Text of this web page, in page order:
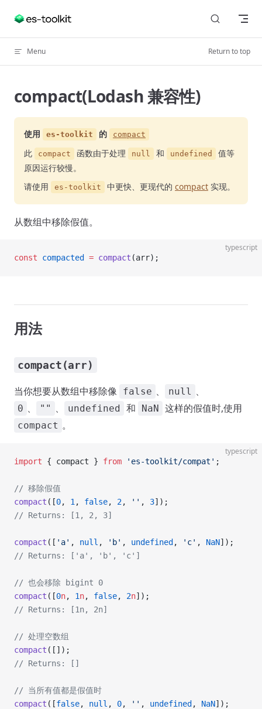
Skip to content
Menu Return to top
compact(Lodash 兼容性)
使用 es-toolkit 的 compact
此 compact 函数由于处理 null 和 undefined
值等
原因运行较慢。
请使用
es-toolkit 中更快、更现代的 compact 实现。
从数组中移除假值。
typescript
const compacted = compact (arr);
用法
compact(arr)
当你想要从数组中移除像 false 、 null 、
0 、 "" 、 undefined 和 NaN 这样的假值时,使用
compact 。
typescript
import { compact } from 'es-toolkit/compat' ;
// 移除假值
compact ([0, 1 , false, 2, '' , 3]);
// Returns: [1, 2, 3]
compact ([ 'a' , null , 'b' , undefined , 'c' , NaN]);
// Returns: ['a', 'b', 'c']
// 也会移除 bigint 0
compact ([0n, 1n, false, 2n]);
// Returns: [1n, 2n]
// 处理空数组
compact ([]);
// Returns: []
// 当所有值都是假值时
compact ([false, null , 0, '' , undefined , NaN]);